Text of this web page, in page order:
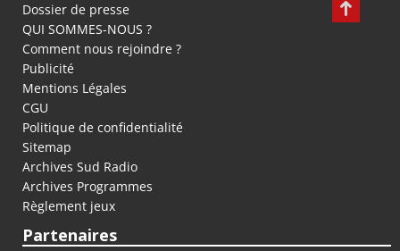
Dossier de presse
QUI SOMMES-NOUS ?
Comment nous rejoindre ?
Publicité
Mentions Légales
CGU
Politique de confidentialité
Sitemap
Archives Sud Radio
Archives Programmes
Règlement jeux
Partenaires